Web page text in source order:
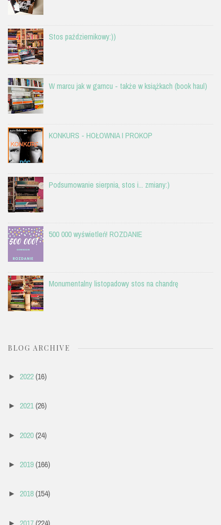
Stos październikowy:))
W marcu jak w garncu - także w książkach (book haul)
KONKURS - HOŁOWNIA I PROKOP
Podsumowanie sierpnia, stos i... zmiany:)
500 000 wyświetleń! ROZDANIE
Monumentalny listopadowy stos na chandrę
BLOG ARCHIVE
► 2022(16)
► 2021(26)
► 2020(24)
► 2019(166)
► 2018(154)
►